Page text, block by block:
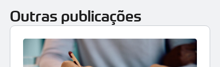
Outras publicações